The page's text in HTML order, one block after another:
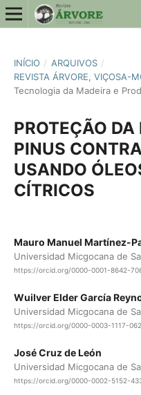
INÍCIO / ARQUIVOS /
REVISTA ÁRVORE, VIÇOSA-
Tecnologia da Madeira e
PROTEÇÃO
PINUS
USANDO
CÍTRICOS
Mauro Manuel Martínez-
Universidad Micgocana de
https://orcid.org/0000-0001-8642-
Wuilver Elder García
Universidad Micgocana de
https://orcid.org/0000-0003-1117-
José Cruz de León
Universidad Micgocana de
https://orcid.org/0000-0002-5152-